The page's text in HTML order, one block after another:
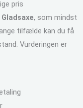
pris
, som mindst
tilfælde kan du få
Vurderingen er